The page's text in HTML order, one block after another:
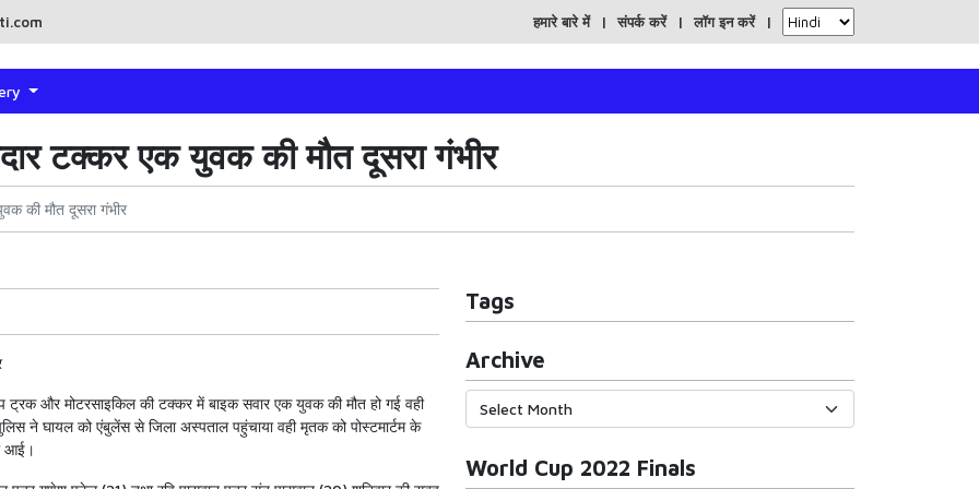
हमारे बारे में संपर्क करें लॉग इन करें
टक्कर एक युवक की मौत दूसरा गंभीर
की मौत दूसरा गंभीर
ट्रक और मोटरसाइकिल की टक्कर में बाइक सवार एक युवक की मौत हो गई वही
ने घायल को एंबुलेंस से जिला अस्पताल पहुंचाया वही मृतक को पोस्टमार्टम के
आई।
Tags
Archive
World Cup 2022 Finals